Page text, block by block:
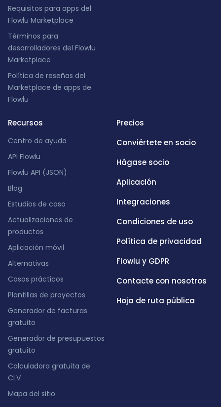
Requisitos para apps del
Flowlu Marketplace
Términos para
desarrolladores del Flowlu
Marketplace
Política de reseñas del
Marketplace de apps de
Flowlu
Recursos
Centro de ayuda
API Flowlu
Flowlu API (JSON)
Blog
Estudios de caso
Actualizaciones de
productos
Aplicación móvil
Alternativas
Casos prácticos
Plantillas de proyectos
Generador de facturas
gratuito
Generador de presupuestos
gratuito
Calculadora gratuita de
CLV
Mapa del sitio
Precios
Conviértete en socio
Hágase socio
Aplicación
Integraciones
Condiciones de uso
Política de privacidad
Flowlu y GDPR
Contacte con nosotros
Hoja de ruta pública